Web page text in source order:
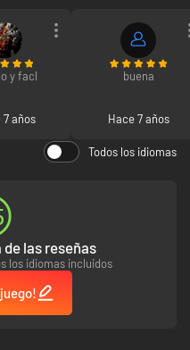
y facl
7 años
buena
Hace 7 años
Todos los idiomas
las reseñas
los idiomas incluidos